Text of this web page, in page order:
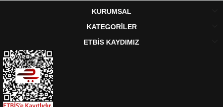
KURUMSAL
KATEGORİLER
ETBİS KAYDIMIZ